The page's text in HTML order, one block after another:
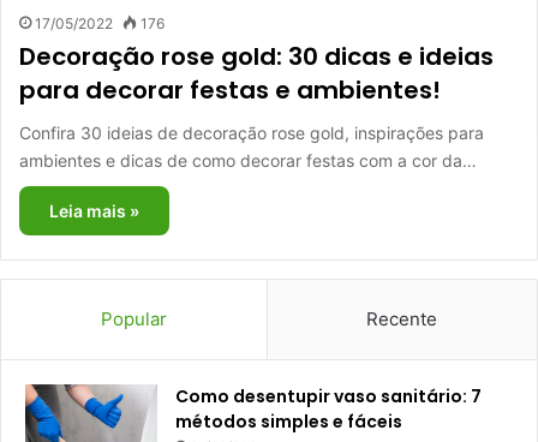
17/05/2022 176
Decoração rose gold: 30 dicas e ideias
para decorar festas e ambientes!
Confira 30 ideias de decoração rose gold, inspirações para
ambientes e dicas de como decorar festas com a cor da…
Leia mais »
Popular Recente
Como desentupir vaso sanitário: 7
métodos simples e fáceis